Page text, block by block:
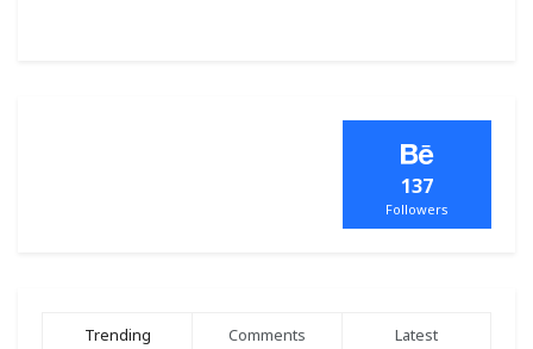
137
Followers
Trending Comments Latest